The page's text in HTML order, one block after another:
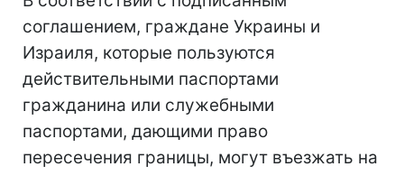
соглашением, граждане Украины и
Израиля, которые пользуются
действительными паспортами
гражданина или служебными
паспортами, дающими право
пересечения границы, могут въезжать на